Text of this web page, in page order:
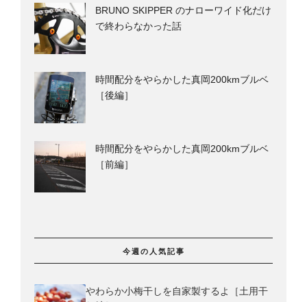
BRUNO SKIPPER のナローワイド化だけ
で終わらなかった話
時間配分をやらかした真岡200kmブルベ
［後編］
時間配分をやらかした真岡200kmブルベ
［前編］
今週の人気記事
やわらか小梅干しを自家製するよ［土用干